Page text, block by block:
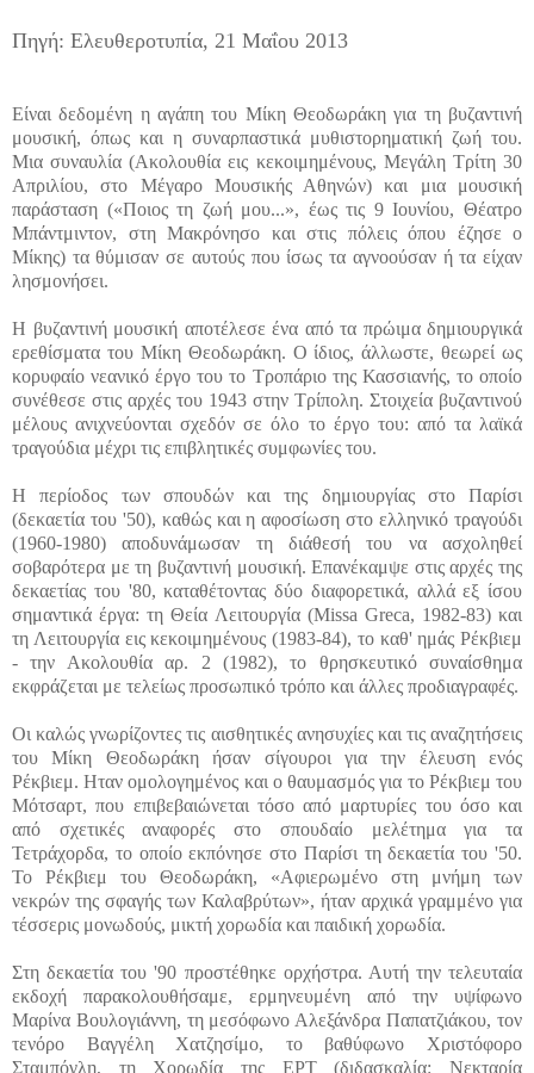
Πηγή: Ελευθεροτυπία, 21 Μαΐου 2013
Είναι δεδομένη η αγάπη του Μίκη Θεοδωράκη για τη βυζαντινή
μουσική, όπως και η συναρπαστικά μυθιστορηματική ζωή του.
Μια συναυλία (Ακολουθία εις κεκοιμημένους, Μεγάλη Τρίτη 30
Απριλίου, στο Μέγαρο Μουσικής Αθηνών) και μια μουσική
παράσταση («Ποιος τη ζωή μου...», έως τις 9 Ιουνίου, Θέατρο
Μπάντμιντον, στη Μακρόνησο και στις πόλεις όπου έζησε ο
Μίκης) τα θύμισαν σε αυτούς που ίσως τα αγνοούσαν ή τα είχαν
λησμονήσει.
Η βυζαντινή μουσική αποτέλεσε ένα από τα πρώιμα δημιουργικά
ερεθίσματα του Μίκη Θεοδωράκη. Ο ίδιος, άλλωστε, θεωρεί ως
κορυφαίο νεανικό έργο του το Τροπάριο της Κασσιανής, το οποίο
συνέθεσε στις αρχές του 1943 στην Τρίπολη. Στοιχεία βυζαντινού
μέλους ανιχνεύονται σχεδόν σε όλο το έργο του: από τα λαϊκά
τραγούδια μέχρι τις επιβλητικές συμφωνίες του.
Η περίοδος των σπουδών και της δημιουργίας στο Παρίσι
(δεκαετία του '50), καθώς και η αφοσίωση στο ελληνικό τραγούδι
(1960-1980) αποδυνάμωσαν τη διάθεσή του να ασχοληθεί
σοβαρότερα με τη βυζαντινή μουσική. Επανέκαμψε στις αρχές της
δεκαετίας του '80, καταθέτοντας δύο διαφορετικά, αλλά εξ ίσου
σημαντικά έργα: τη Θεία Λειτουργία (Missa Greca, 1982-83) και
τη Λειτουργία εις κεκοιμημένους (1983-84), το καθ' ημάς Ρέκβιεμ
- την Ακολουθία αρ. 2 (1982), το θρησκευτικό συναίσθημα
εκφράζεται με τελείως προσωπικό τρόπο και άλλες προδιαγραφές.
Οι καλώς γνωρίζοντες τις αισθητικές ανησυχίες και τις αναζητήσεις
του Μίκη Θεοδωράκη ήσαν σίγουροι για την έλευση ενός
Ρέκβιεμ. Ηταν ομολογημένος και ο θαυμασμός για το Ρέκβιεμ του
Μότσαρτ, που επιβεβαιώνεται τόσο από μαρτυρίες του όσο και
από σχετικές αναφορές στο σπουδαίο μελέτημα για τα
Τετράχορδα, το οποίο εκπόνησε στο Παρίσι τη δεκαετία του '50.
Το Ρέκβιεμ του Θεοδωράκη, «Αφιερωμένο στη μνήμη των
νεκρών της σφαγής των Καλαβρύτων», ήταν αρχικά γραμμένο για
τέσσερις μονωδούς, μικτή χορωδία και παιδική χορωδία.
Στη δεκαετία του '90 προστέθηκε ορχήστρα. Αυτή την τελευταία
εκδοχή παρακολουθήσαμε, ερμηνευμένη από την υψίφωνο
Μαρίνα Βουλογιάννη, τη μεσόφωνο Αλεξάνδρα Παπατζιάκου, τον
τενόρο Βαγγέλη Χατζησίμο, το βαθύφωνο Χριστόφορο
Σταμπόγλη, τη Χορωδία της ΕΡΤ (διδασκαλία: Νεκταρία